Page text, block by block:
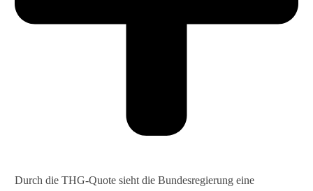
Durch die THG-Quote sieht die Bundesregierung eine